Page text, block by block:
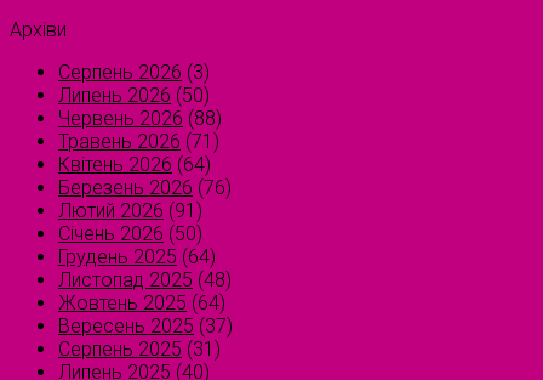
Архіви
Серпень 2026 (3)
Липень 2026 (50)
Червень 2026 (88)
Травень 2026 (71)
Квітень 2026 (64)
Березень 2026 (76)
Лютий 2026 (91)
Січень 2026 (50)
Грудень 2025 (64)
Листопад 2025 (48)
Жовтень 2025 (64)
Вересень 2025 (37)
Серпень 2025 (31)
Липень 2025 (40)